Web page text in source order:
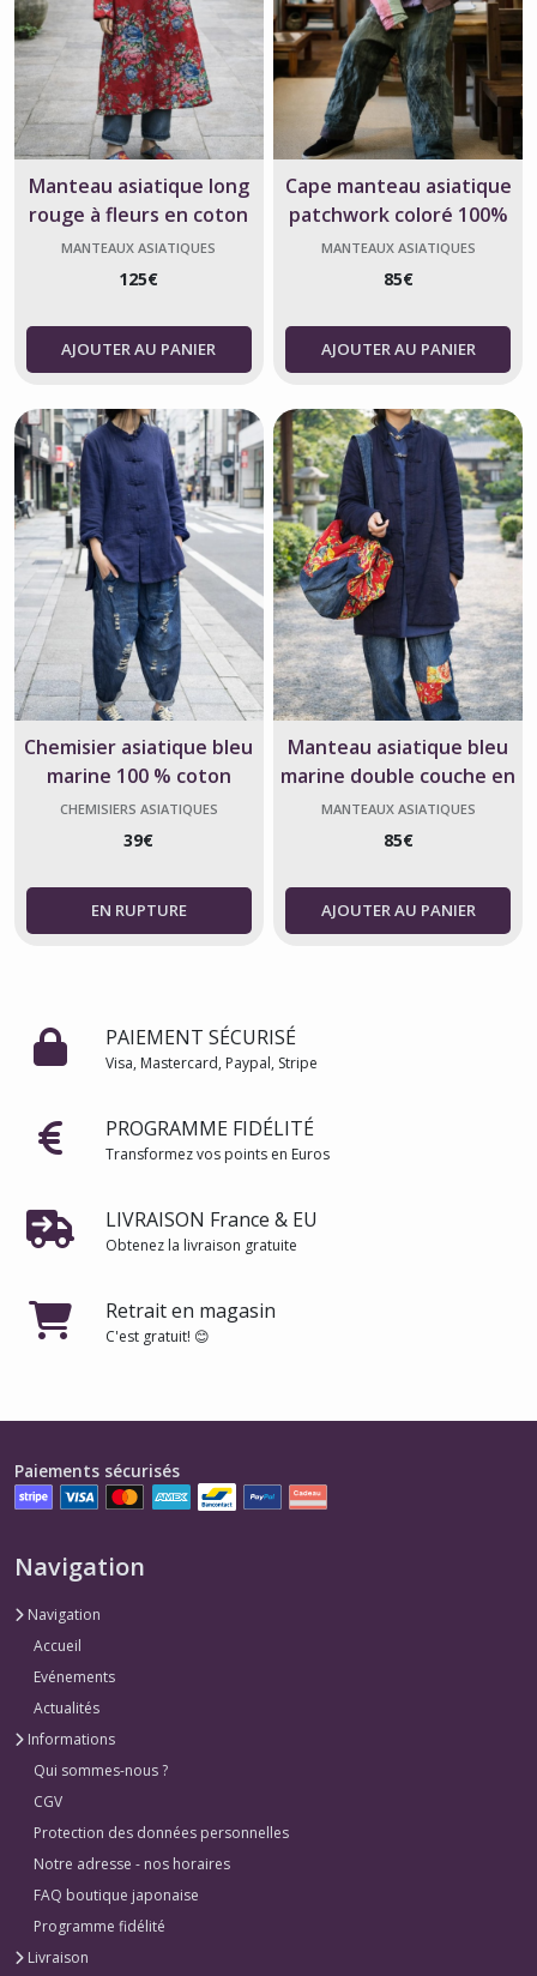
Manteau asiatique long
rouge à fleurs en coton
double couche
MANTEAUX ASIATIQUES
125€
AJOUTER AU PANIER
Cape manteau asiatique
patchwork coloré 100%
coton
MANTEAUX ASIATIQUES
85€
AJOUTER AU PANIER
Chemisier asiatique bleu
marine 100 % coton
CHEMISIERS ASIATIQUES
39€
Manteau asiatique bleu
marine double couche en
coton
MANTEAUX ASIATIQUES
85€
AJOUTER AU PANIER
PAIEMENT SÉCURISÉ
Visa, Mastercard, Paypal, Stripe
PROGRAMME FIDÉLITÉ
Transformez vos points en Euros
LIVRAISON France & EU
Obtenez la livraison gratuite
Retrait en magasin
C'est gratuit! 😊
Paiements sécurisés
Navigation
Navigation
Accueil
Evénements
Actualités
Informations
Qui sommes-nous ?
CGV
Protection des données personnelles
Notre adresse - nos horaires
FAQ boutique japonaise
Programme fidélité
Livraison